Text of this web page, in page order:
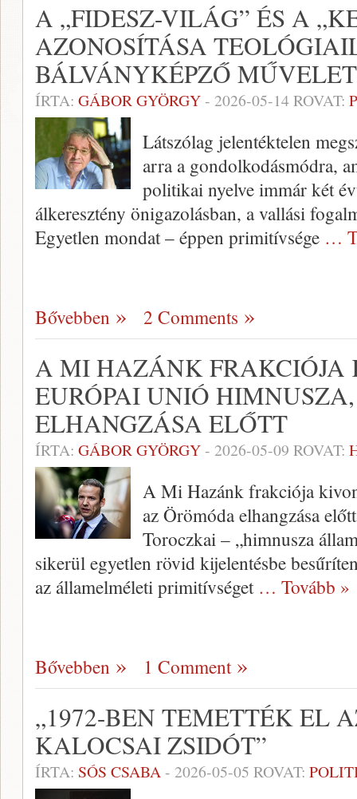
A „FIDESZ-VILÁG” ÉS A
AZONOSÍTÁSA
BÁLVÁNYKÉPZŐ MŰVELET
ÍRTA: GÁBOR GYÖRGY- 2026-05-14ROVAT:
Látszólag jelentéktelen
arra a gondolkodásmódra,
politikai nyelve immár két
álkeresztény önigazolásban, a vallási
Egyetlen mondat – éppen primitívsége …
Bővebben 2 Comments
A MI HAZÁNK FRAKCIÓJA
EURÓPAI UNIÓ
ELHANGZÁSA ELŐTT
ÍRTA: GÁBOR GYÖRGY- 2026-05-09 ROVAT:
A Mi Hazánk frakciója
az Örömóda elhangzása
Toroczkai – „himnusza
sikerül egyetlen rövid kijelentésbe
az államelméleti primitívséget … Tovább »
Bővebben 1 Comment
„1972-BEN TEMETTÉK EL
KALOCSAI ZSIDÓT”
ÍRTA: SÓS CSABA- 2026-05-05 ROVAT: